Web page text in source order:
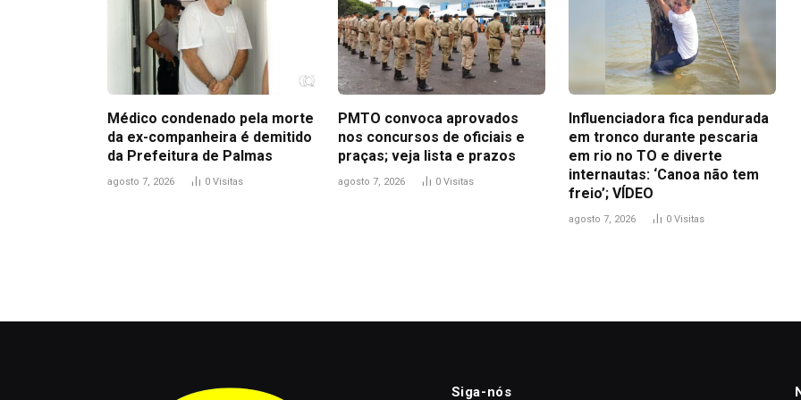
Médico condenado pela morte
da ex-companheira é demitido
da Prefeitura de Palmas
agosto 7, 2026 0 Visitas
PMTO convoca aprovados
nos concursos de oficiais e
praças; veja lista e prazos
agosto 7, 2026 0 Visitas
Influenciadora fica pendurada
em tronco durante pescaria
em rio no TO e diverte
internautas: ‘Canoa não tem
freio’; VÍDEO
agosto 7, 2026 0 Visitas
Siga-nós